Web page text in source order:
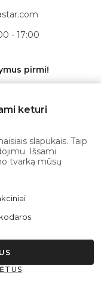
- 17:00
pirmi!
saugomos.
keturi
slapukais. Taip
Išsami
tvarką mūsų